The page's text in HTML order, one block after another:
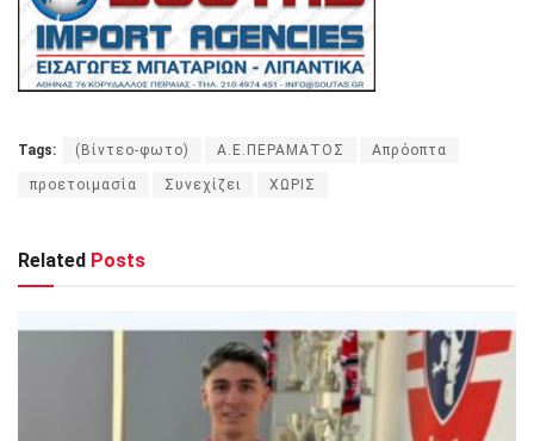
Tags: (Βίντεο-φωτο) Α.Ε.ΠΕΡΑΜΑΤΟΣ Απρόοπτα
προετοιμασία Συνεχίζει ΧΩΡΙΣ
Related Posts